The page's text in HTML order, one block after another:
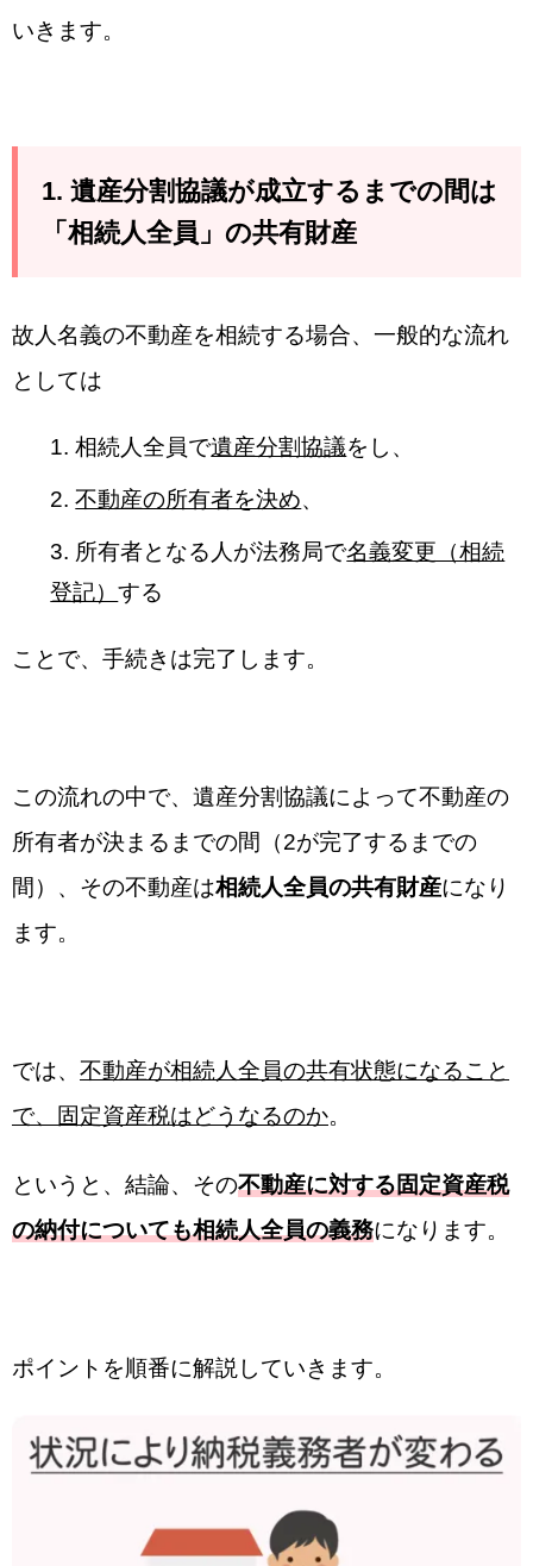
いきます。
1. 遺産分割協議が成立するまでの間は
「相続人全員」の共有財産
故人名義の不動産を相続する場合、一般的な流れ
としては
相続人全員で遺産分割協議をし、
不動産の所有者を決め、
所有者となる人が法務局で名義変更（相続
登記）する
ことで、手続きは完了します。
この流れの中で、遺産分割協議によって不動産の
所有者が決まるまでの間（2が完了するまでの
間）、その不動産は相続人全員の共有財産になり
ます。
では、 不動産が相続人全員の共有状態になること
で、固定資産税はどうなるのか。
というと、結論、その不動産に対する固定資産税
の納付についても相続人全員の義務になります。
ポイントを順番に解説していきます。